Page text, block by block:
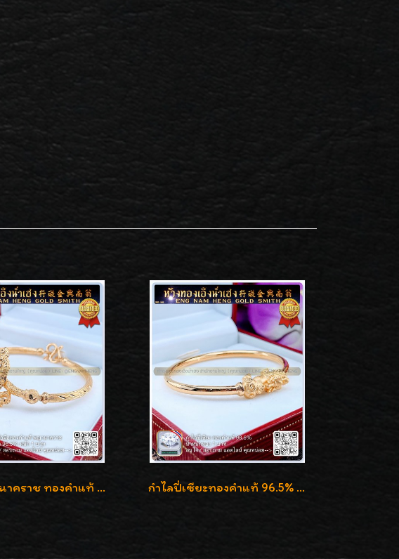
กำไลพญานาคราช ทองคำแท้ 96.5% น้ำหนัก 1 บาท เสริมสิริมงคล กำไลปี่เซียะทองคำแท้ 96.5% น้ำหนัก 1 บาท เสริมโชคลาภ